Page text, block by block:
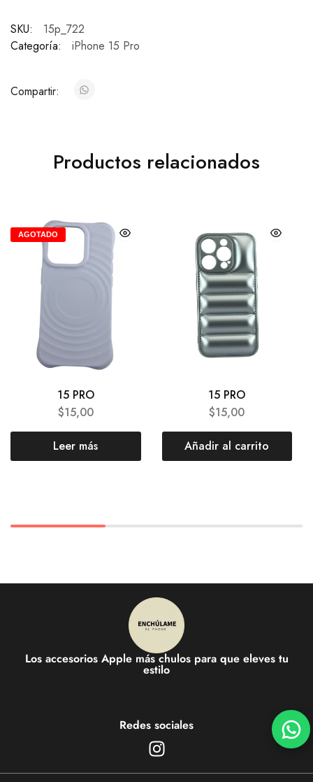
SKU:
15p_722
Categoría:
iPhone 15 Pro
Compartir:
Productos relacionados
AGOTADO
15 PRO
$15,00
Leer más
15 PRO
$15,00
Añadir al carrito
Los accesorios Apple más chulos para que eleves tu
estilo
Redes sociales